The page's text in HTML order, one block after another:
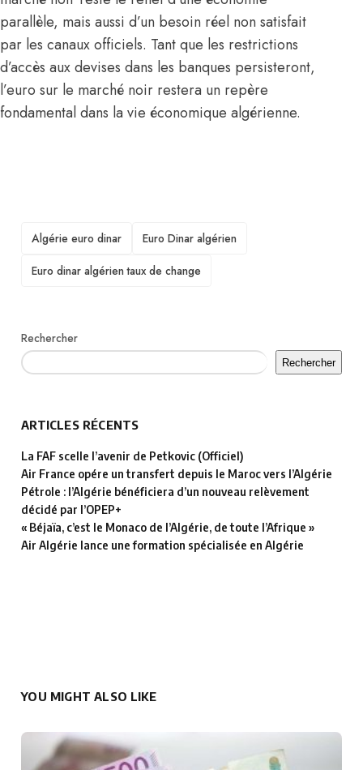
parallèle, mais aussi d’un besoin réel non satisfait
par les canaux officiels. Tant que les restrictions
d’accès aux devises dans les banques persisteront,
l’euro sur le marché noir restera un repère
fondamental dans la vie économique algérienne.
TAGS
Algérie euro dinar
Euro Dinar algérien
Euro dinar algérien taux de change
Rechercher
Rechercher
ARTICLES RÉCENTS
La FAF scelle l’avenir de Petkovic (Officiel)
Air France opére un transfert depuis le Maroc vers l’Algérie
Pétrole : l’Algérie bénéficiera d’un nouveau relèvement
décidé par l’OPEP+
« Béjaïa, c’est le Monaco de l’Algérie, de toute l’Afrique »
Air Algérie lance une formation spécialisée en Algérie
YOU MIGHT ALSO LIKE